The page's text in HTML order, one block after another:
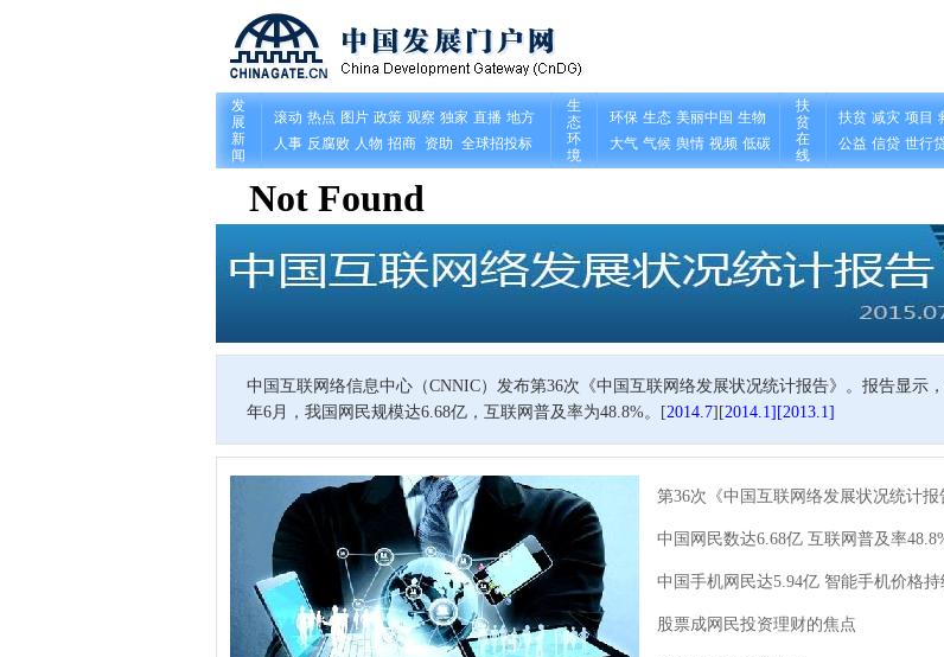
中国互联网络信息中心（CNNIC）发布第36次《中国互联网络发展状况统计报告》。报告显示
年6月，我国网民规模达6.68亿，互联网普及率为48.8%。[2014.7][2014.1] [2013.1]
第36次《中国互联网络发展状况统计报
中国网民数达6.68亿 互联网普及率
中国手机网民达5.94亿 智能手机价格
股票成网民投资理财的焦点